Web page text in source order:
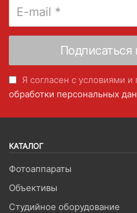
Я согласен с условиями
обработки персональных
КАТАЛОГ
Фотоаппараты
Объективы
Студийное оборудование